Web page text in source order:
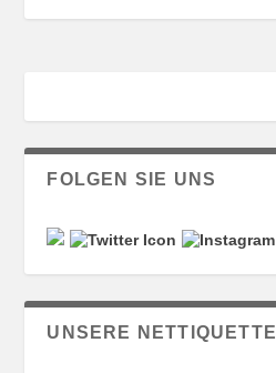
FOLGEN SIE UNS
UNSERE NETTIQUETTE